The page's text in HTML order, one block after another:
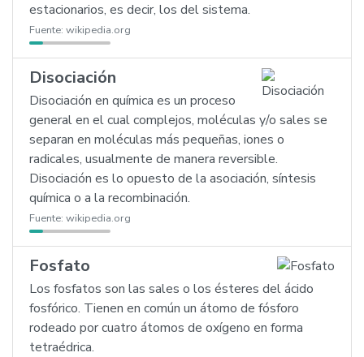
estacionarios, es decir, los del sistema.
Fuente: wikipedia.org
Disociación
Disociación en química es un proceso
general en el cual complejos, moléculas y/o sales se
separan en moléculas más pequeñas, iones o
radicales, usualmente de manera reversible.
Disociación es lo opuesto de la asociación, síntesis
química o a la recombinación.
Fuente: wikipedia.org
Fosfato
Los fosfatos son las sales o los ésteres del ácido
fosfórico. Tienen en común un átomo de fósforo
rodeado por cuatro átomos de oxígeno en forma
tetraédrica.